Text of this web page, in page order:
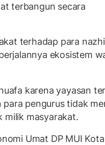
terbangun secara
terhadap para
ekosistem
karena yayasan
pengurus tidak
milik masyarakat.
Umat DP MUI Kota